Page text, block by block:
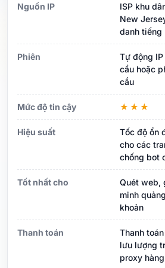
Nguồn IP
ISP khu
New
danh tiếng
Phiên
Tự động
cầu hoặc
cầu
Mức độ tin cậy ★★★
Hiệu suất
Tốc độ ổn
cho các
chống bot
Tốt nhất cho
Quét web,
minh
khoản
Thanh toán
Thanh
lưu lượng
proxy